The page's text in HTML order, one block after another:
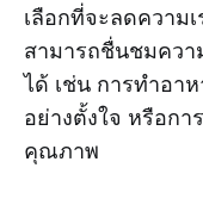
เลือกที่จะลดความ
สามารถชื่นชมควา
ได้ เช่น การทำอา
อย่างตั้งใจ หรือกา
คุณภาพ